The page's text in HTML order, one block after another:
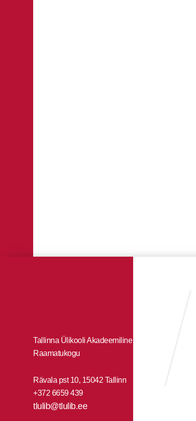
Tallinna Ülikooli Akadeemiline
Raamatukogu
Rävala pst 10, 15042 Tallinn
+372 6659 439
tlulib@tlulib.ee